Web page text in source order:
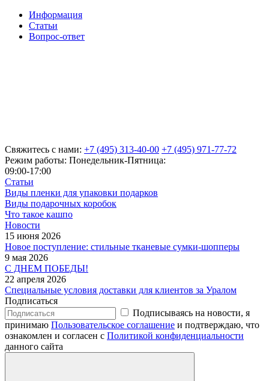
Информация
Статьи
Вопрос-ответ
Свяжитесь с нами: +7 (495) 313-40-00 +7 (495) 971-77-72
Режим работы: Понедельник-Пятница:
09:00-17:00
Статьи
Виды пленки для упаковки подарков
Виды подарочных коробок
Что такое кашпо
Новости
15 июня 2026
Новое поступление: стильные тканевые сумки-шопперы
9 мая 2026
С ДНЕМ ПОБЕДЫ!
22 апреля 2026
Специальные условия доставки для клиентов за Уралом
Подписаться
Подписываясь на новости, я
принимаю Пользовательское соглашение и подтверждаю, что
ознакомлен и согласен с Политикой конфиденциальности
данного сайта